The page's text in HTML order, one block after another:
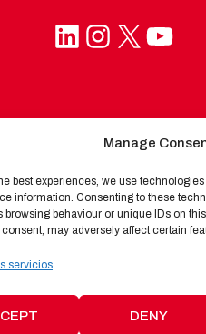
Manage
best experiences, we use
information. Consenting to these
browsing behaviour or unique IDs on
may adversely affect certain
servicios
DENY
LinkedIn Instagram X YouTube
POR